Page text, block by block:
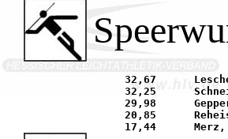
     32,67	Leschert, Nicole	85	TG 1837 Hanau			26.06.	Belluno/Italien
     32,25	Schneider, Simone	85	TG 1837 Hanau			11.09.	Schlüchtern
     29,98	Geppert, Teresa		85	LAZ Bruchköbel			11.09.	Schlüchtern
     20,85	Reheis, Corinne		85	LAZ Mühlheim			30.05.	Steinbach